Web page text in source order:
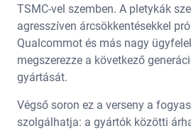
TSMC-vel szemben. A pletykák
agresszíven árcsökkentésekkel
Qualcommot és más nagy
megszerezze a következő
gyártását.
Végső soron ez a verseny a
szolgálhatja: a gyártók közötti